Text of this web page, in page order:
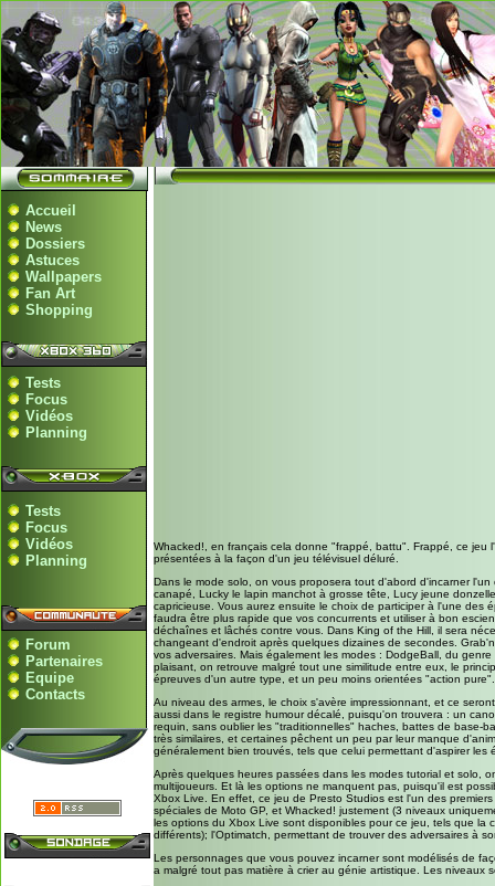
Accueil
News
Dossiers
Astuces
Wallpapers
Fan Art
Shopping
Tests
Focus
Vidéos
Planning
Tests
Focus
Vidéos
Planning
Forum
Partenaires
Equipe
Contacts
Whacked!, en français cela donne "frappé, battu". Frappé, ce jeu
présentées à la façon d'un jeu télévisuel déluré.
Dans le mode solo, on vous proposera tout d'abord d'incarner
canapé, Lucky le lapin manchot à grosse tête, Lucy jeune
capricieuse. Vous aurez ensuite le choix de participer à l'une des
faudra être plus rapide que vos concurrents et utiliser à bon
déchaînes et lâchés contre vous. Dans King of the Hill, il sera
changeant d'endroit après quelques dizaines de secondes.
vos adversaires. Mais également les modes : DodgeBall, du
plaisant, on retrouve malgré tout une similitude entre eux, le
épreuves d'un autre type, et un peu moins orientées "action
Au niveau des armes, le choix s'avère impressionnant, et ce
aussi dans le registre humour décalé, puisqu'on trouvera : un
requin, sans oublier les "traditionnelles" haches, battes de base-
très similaires, et certaines pêchent un peu par leur manque
généralement bien trouvés, tels que celui permettant d'aspirer
Après quelques heures passées dans les modes tutorial et solo,
multijoueurs. Et là les options ne manquent pas, puisqu'il est
Xbox Live. En effet, ce jeu de Presto Studios est l'un des
spéciales de Moto GP, et Whacked! justement (3 niveaux
les options du Xbox Live sont disponibles pour ce jeu, tels que la
différents); l'Optimatch, permettant de trouver des adversaires à
Les personnages que vous pouvez incarner sont modélisés de
a malgré tout pas matière à crier au génie artistique. Les